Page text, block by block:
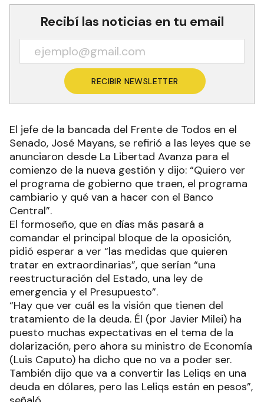
Recibí las noticias en tu email
RECIBIR NEWSLETTER
El jefe de la bancada del Frente de Todos en el
Senado, José Mayans, se refirió a las leyes que se
anunciaron desde La Libertad Avanza para el
comienzo de la nueva gestión y dijo: “Quiero ver
el programa de gobierno que traen, el programa
cambiario y qué van a hacer con el Banco
Central”.
El formoseño, que en días más pasará a
comandar el principal bloque de la oposición,
pidió esperar a ver “las medidas que quieren
tratar en extraordinarias”, que serían “una
reestructuración del Estado, una ley de
emergencia y el Presupuesto”.
“Hay que ver cuál es la visión que tienen del
tratamiento de la deuda. Él (por Javier Milei) ha
puesto muchas expectativas en el tema de la
dolarización, pero ahora su ministro de Economía
(Luis Caputo) ha dicho que no va a poder ser.
También dijo que va a convertir las Leliqs en una
deuda en dólares, pero las Leliqs están en pesos”,